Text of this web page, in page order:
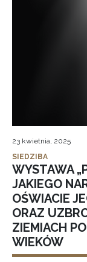
23 kwietnia, 2025
SIEDZIBA
WYSTAWA
JAKIEGO
OŚWIACIE
ORAZ
ZIEMIACH
WIEKÓW